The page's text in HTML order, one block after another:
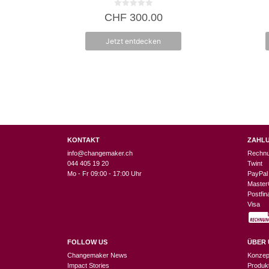
0
v
5
CHF300.00
Jetzt entdecken
KONTAKT
info@changemaker.ch
044 405 19 20
Mo - Fr 09:00 - 17:00 Uhr
FOLLOW US
Changemaker News
Impact Stories
Twint
PayPal
Visa
ÜBER